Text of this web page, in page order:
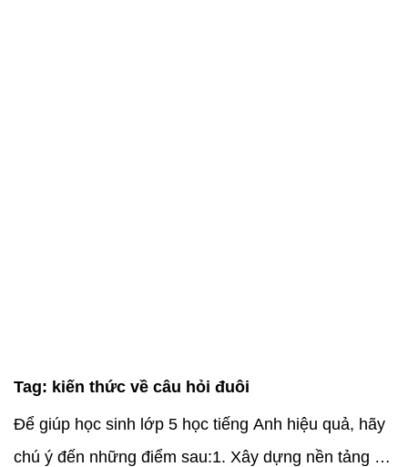
Tag: kiến thức về câu hỏi đuôi
Để giúp học sinh lớp 5 học tiếng Anh hiệu quả, hãy
chú ý đến những điểm sau:1. Xây dựng nền tảng từ